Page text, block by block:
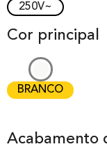
250V~
Cor principal
BRANCO
Acabamento